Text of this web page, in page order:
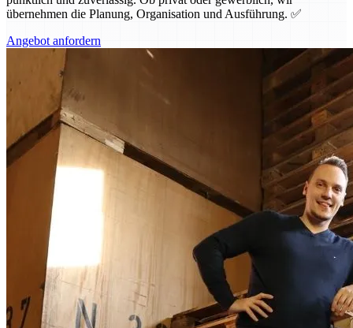
übernehmen die Planung, Organisation und Ausführung. ✅
Angebot anfordern